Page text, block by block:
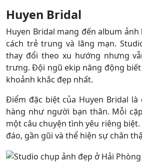
Huyen Bridal
Huyen Bridal mang đến album
cách trẻ trung và lãng mạn.
thay đổi theo xu hướng nhưng
trưng. Đội ngũ ekip năng động
khoảnh khắc đẹp nhất.
Điểm đặc biệt của Huyen Bridal là
hàng như người bạn thân. Mỗi
một câu chuyện tình yêu riêng
đáo, gần gũi và thể hiện sự chân